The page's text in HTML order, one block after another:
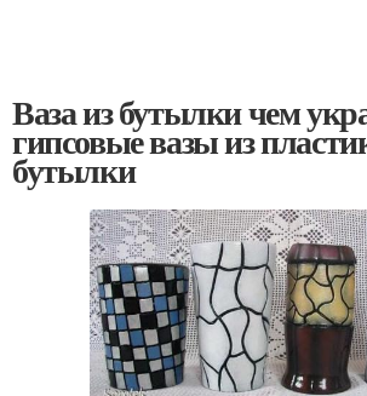
Ваза из бутылки чем
гипсовые вазы из
бутылки